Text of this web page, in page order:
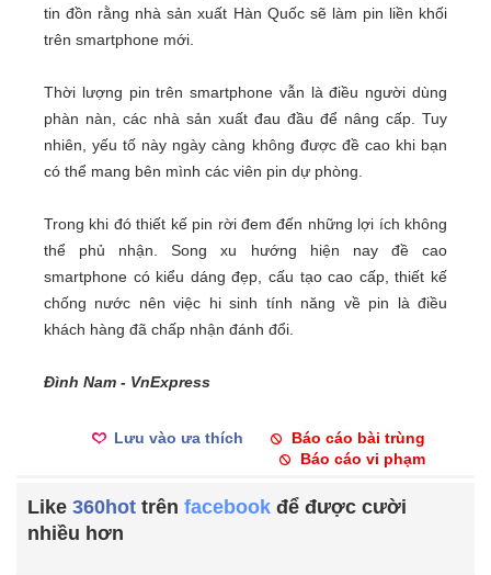
tin đồn rằng nhà sản xuất Hàn Quốc sẽ làm pin liền khối
trên smartphone mới.
Thời lượng pin trên smartphone vẫn là điều người dùng
phàn nàn, các nhà sản xuất đau đầu để nâng cấp. Tuy
nhiên, yếu tố này ngày càng không được đề cao khi bạn
có thể mang bên mình các viên pin dự phòng.
Trong khi đó thiết kế pin rời đem đến những lợi ích không
thể phủ nhận. Song xu hướng hiện nay đề cao
smartphone có kiểu dáng đẹp, cấu tạo cao cấp, thiết kế
chống nước nên việc hi sinh tính năng về pin là điều
khách hàng đã chấp nhận đánh đổi.
Đình Nam - VnExpress
Lưu vào ưa thích
Báo cáo bài trùng
Báo cáo vi phạm
Like 360hot trên facebook để được cười
nhiều hơn